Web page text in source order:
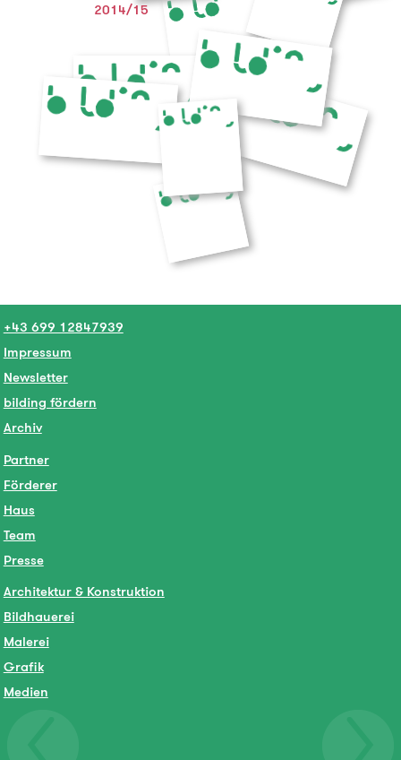
2014/15
+43 699 12847939
Impressum
Newsletter
bilding fördern
Archiv
Partner
Förderer
Haus
Team
Presse
Architektur & Konstruktion
Bildhauerei
Malerei
Grafik
Medien